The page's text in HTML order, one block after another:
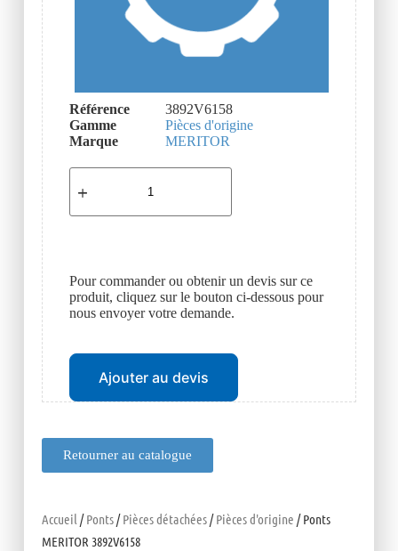
Retourner au catalogue
Accueil /Ponts/Pièces détachées/Pièces d'origine / Ponts
MERITOR 3892V6158
Référence
3892V6158
Gamme
Pièces d'origine
Marque
MERITOR
Pour commander ou obtenir un devis sur ce
produit, cliquez sur le bouton ci-dessous pour
nous envoyer votre demande.
Ajouter au devis